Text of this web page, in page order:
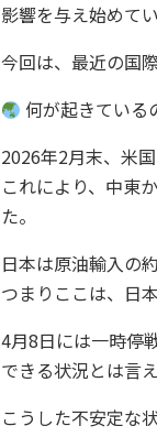
影響を与え始めてい
今回は、最近の国
何が起きている
2026年2月末、米
これにより、中東
た。
日本は原油輸入の
つまりここは、日
4月8日には一時停
できる状況とは言
こうした不安定な